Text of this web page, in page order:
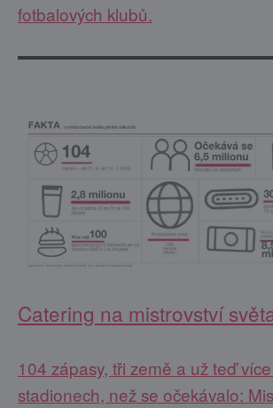
fotbalových klubů.
Catering na mistrovství
104 zápasy, tři země a už teď
stadionech, než se očekávalo: